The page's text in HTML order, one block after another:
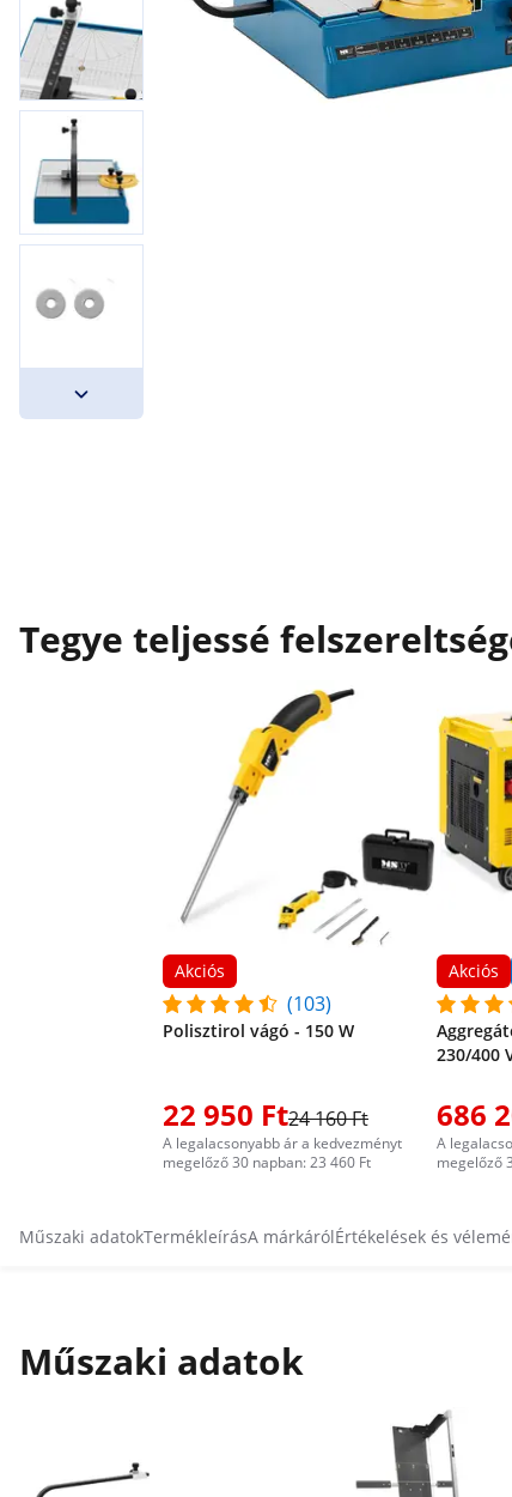
Tegye teljessé
Akciós
(103)
Polisztirol vágó - 150 W
22 950 Ft24 160 Ft
A legalacsonyabb ár a kedvezményt
megelőző 30 napban: 23 460 Ft
Akciós
230/400
686
A
megelőző
Műszaki adatokTermékleírásA márkárólÉrtékelések és
Műszaki adatok